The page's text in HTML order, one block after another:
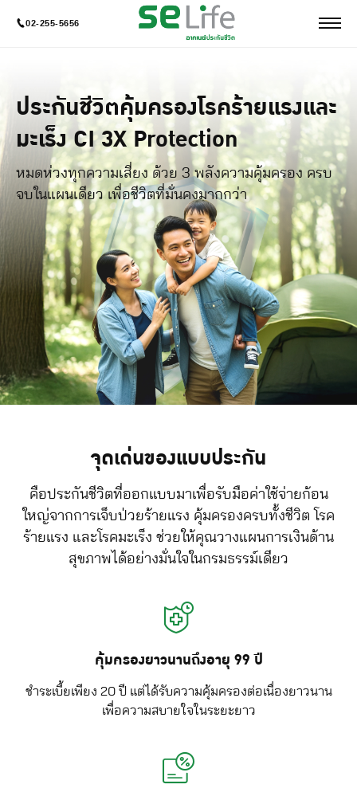
02-255-5656
ประกันชีวิตคุ้มครองโรคร้ายแรงและ
มะเร็ง CI 3X Protection
หมดห่วงทุกความเสี่ยง ด้วย 3 พลังความคุ้มครอง ครบ
จบในแผนเดียว เพื่อชีวิตที่มั่นคงมากกว่า
จุดเด่นของแบบประกัน
คือประกันชีวิตที่ออกแบบมาเพื่อรับมือค่าใช้จ่ายก้อน
ใหญ่จากการเจ็บป่วยร้ายแรง คุ้มครองครบทั้งชีวิต โรค
ร้ายแรง และโรคมะเร็ง ช่วยให้คุณวางแผนการเงินด้าน
สุขภาพได้อย่างมั่นใจในกรมธรรม์เดียว
คุ้มครองยาวนานถึงอายุ 99 ปี
ชำระเบี้ยเพียง 20 ปี แต่ได้รับความคุ้มครองต่อเนื่องยาวนาน
เพื่อความสบายใจในระยะยาว